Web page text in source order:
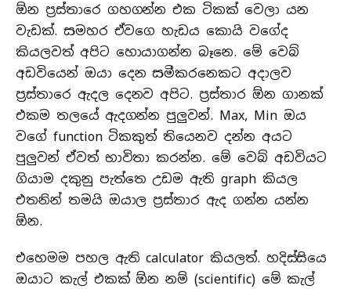
ඕන ප්‍රස්තාරෙ ගහගන්න එක ටිකක් වෙලා යන
වැඩක්. සමහර ඒවගෙ හැඩය කොයි වගේද
කියලවත් අපිට හොයාගන්න බෑනෙ. මේ වෙබ්
අඩවියෙන් ඔයා දෙන සමීකරනෙකට අදාලව
ප්‍රස්තාරෙ ඇදල දෙනව අපිට. ප්‍රස්තාර ඕන ගානක්
එකම තලයේ ඇදගන්න පුලුවන්. Max, Min ඔය
වගේ function ටිකකුත් තියෙනව දන්න අයට
පුලුවන් ඒවත් භාවිතා කරන්න. මේ වෙබ් අඩවියට
ගියාම දකුනු පැත්තෙ උඩම ඇති graph කියල
එතනින් තමයි ඔයාල ප්‍රස්තාර ඇද ගන්න යන්න
ඕන.
එහෙමම පහල ඇති calculator කියලත්. හදිස්සියෙ
ඔයාට කැල් එකක් ඕන නම් (scientific) මේ කැල්